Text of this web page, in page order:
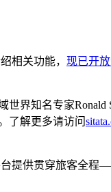
相关功能， 现已开
界知名专家
了解更多请访问
台提供贯穿旅客